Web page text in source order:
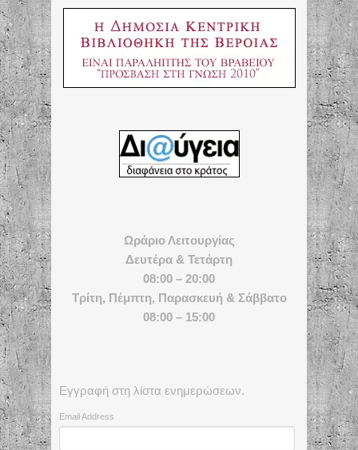
Ωράριο Λειτουργίας
Δευτέρα & Τετάρτη
08:00 – 20:00
Τρίτη, Πέμπτη, Παρασκευή & Σάββατο
08:00 – 15:00
Εγγραφή στη λίστα ενημερώσεων.
Email Address